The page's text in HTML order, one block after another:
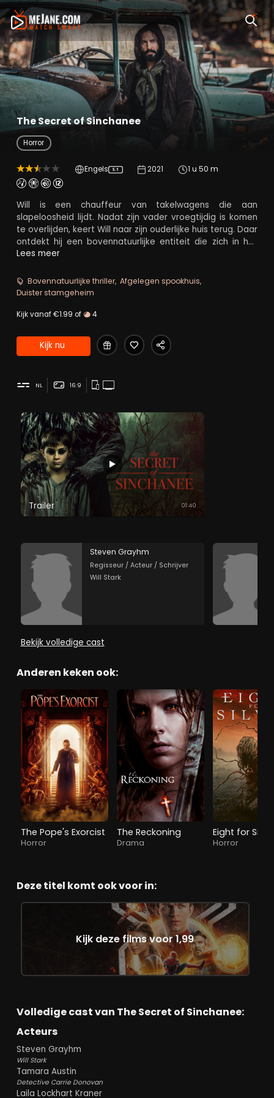
The Secret of Sinchanee
Horror
Engels 5.1 2021 1 u 50 m
Will is een chauffeur van takelwagens die aan
slapeloosheid lijdt. Nadat zijn vader vroegtijdig is komen
te overlijden, keert Will naar zijn ouderlijke huis terug. Daar
ontdekt hij een bovennatuurlijke entiteit die zich in het
huis heeft genesteld. Intussen onderzoeken de
verdwijningszaak van een alleenstaande moeder.
Lees meer
Bovennatuurlijke thriller Afgelegen spookhuis
Duister stamgeheim
Kijk vanaf €1.99 of 4
Kijk nu
NL 16:9
Trailer 01:40
Steven Grayhm
Regisseur / Acteur / Schrijver
Will Stark
Bekijk volledige cast
Anderen keken ook:
The Pope's Exorcist
Horror
The Reckoning
Drama
Eight for Silver
Horror
Deze titel komt ook voor in:
Kijk deze films voor 1,99
Volledige cast van The Secret of Sinchanee:
Acteurs
Steven Grayhm
Will Stark
Tamara Austin
Detective Carrie Donovan
Laila Lockhart Kraner